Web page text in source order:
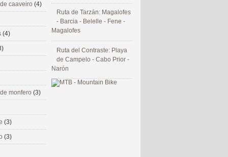
Ruta de Tarzán: Magalofes
- Barcia - Belelle - Fene -
Magalofes
Ruta del Contraste: Playa
de Campelo - Cabo Prior -
Narón
caaveiro (4)
(4)
monfero (3)
(3)
(3)